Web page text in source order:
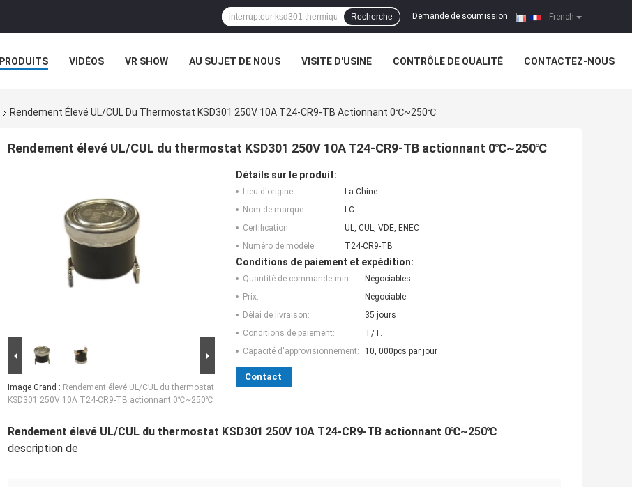
French
Demande de soumission |
Recherche
PRODUITS VIDÉOS VR SHOW AU SUJET DE NOUS VISITE D'USINE CONTRÔLE DE QUALITÉ CONTACTEZ-NOUS
Rendement Élevé UL/CUL Du Thermostat KSD301 250V 10A T24-CR9-TB Actionnant 0℃~250℃
Rendement élevé UL/CUL du thermostat KSD301 250V 10A T24-CR9-TB actionnant 0℃~250℃
Image Grand : Rendement élevé UL/CUL du thermostat
KSD301 250V 10A T24-CR9-TB actionnant 0℃~250℃
Détails sur le produit:
Lieu d'origine:
La Chine
Nom de marque:
LC
Certification:
UL, CUL, VDE, ENEC
Numéro de modèle:
T24-CR9-TB
Conditions de paiement et expédition:
Quantité de commande min:
Négociables
Prix:
Négociable
Délai de livraison:
35 jours
Conditions de paiement:
T/T.
Capacité d'approvisionnement:
10, 000pcs par jour
Contact
Rendement élevé UL/CUL du thermostat KSD301 250V 10A T24-CR9-TB actionnant 0℃~250℃
description de